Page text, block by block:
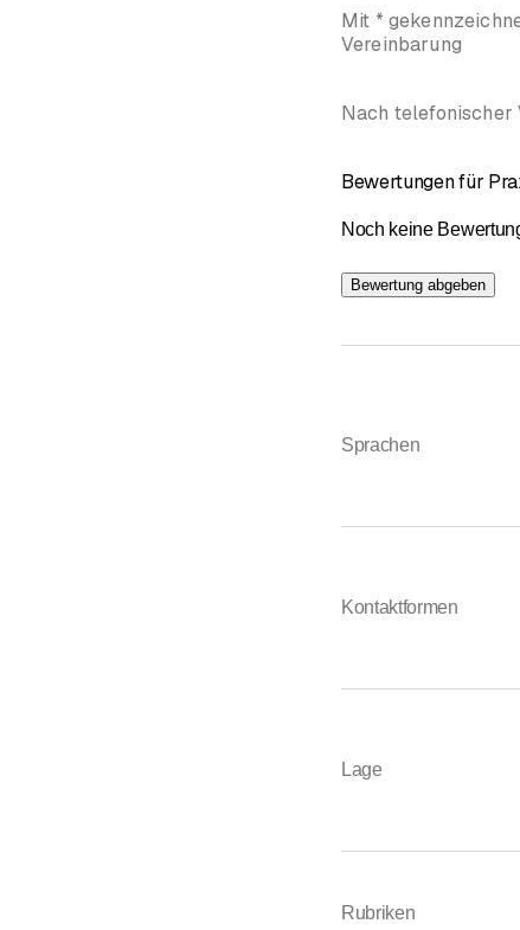
Mit *
Vereinbarung
Nach telefonischer
Bewertungen für
Noch keine
Bewertung abgeben
Sprachen
Kontaktformen
Lage
Rubriken